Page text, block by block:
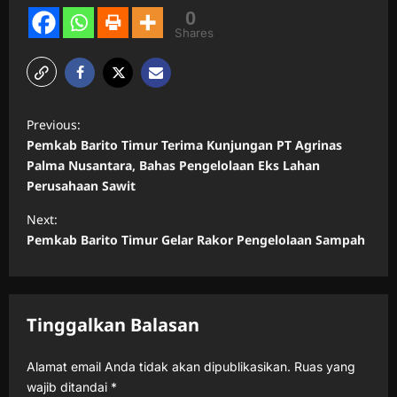
0
Shares
o
s
t
n
a
g
a
t
Previous:
Pemkab Barito Timur Terima Kunjungan PT Agrinas
Palma Nusantara, Bahas Pengelolaan Eks Lahan
Perusahaan Sawit
Next:
Pemkab Barito Timur Gelar Rakor Pengelolaan Sampah
Tinggalkan Balasan
Alamat email Anda tidak akan dipublikasikan. Ruas yang
wajib ditandai *